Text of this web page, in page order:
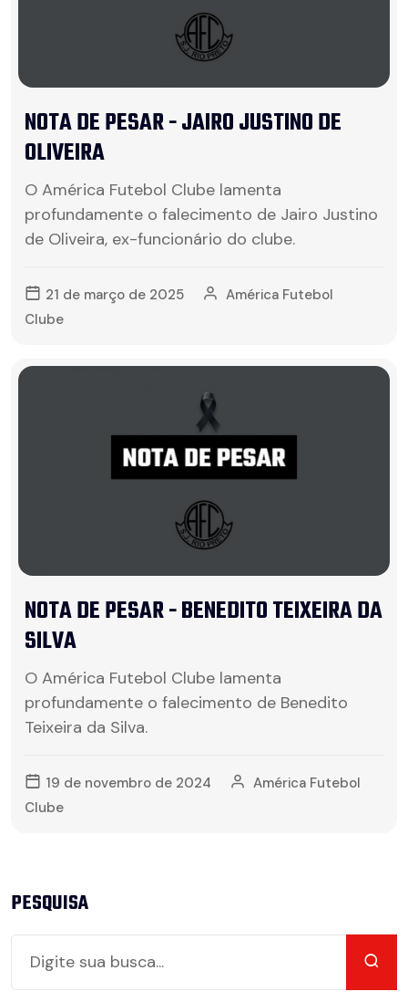
NOTA DE PESAR - JAIRO JUSTINO DE
OLIVEIRA
O América Futebol Clube lamenta
profundamente o falecimento de Jairo Justino
de Oliveira, ex-funcionário do clube.
21 de março de 2025
América Futebol
Clube
NOTA DE PESAR - BENEDITO TEIXEIRA DA
SILVA
O América Futebol Clube lamenta
profundamente o falecimento de Benedito
Teixeira da Silva.
19 de novembro de 2024
América Futebol
Clube
PESQUISA